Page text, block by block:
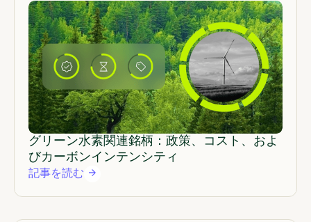
グリーン水素関連銘柄：政策、コスト、およ
びカーボンインテンシティ
記事を読む